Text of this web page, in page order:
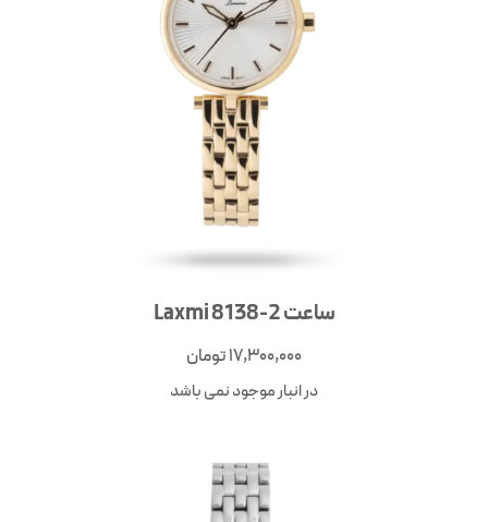
ساعت Laxmi 8138-2
17,300,000تومان
در انبار موجود نمی باشد